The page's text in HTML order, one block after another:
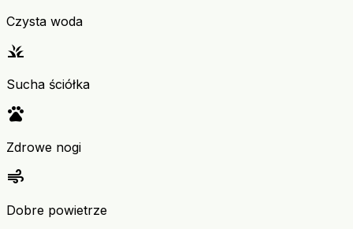
Czysta woda
grass
Sucha ściółka
pets
Zdrowe nogi
air
Dobre powietrze